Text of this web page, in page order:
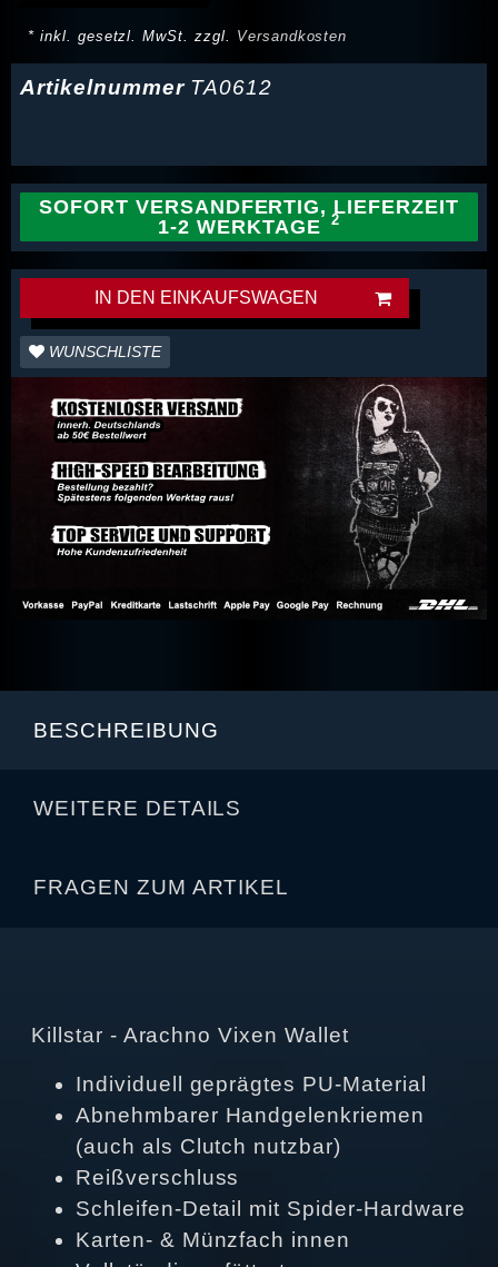
* inkl. gesetzl. MwSt. zzgl. Versandkosten
Artikelnummer TA0612
SOFORT VERSANDFERTIG, LIEFERZEIT
1-2 WERKTAGE
IN DEN EINKAUFSWAGEN
WUNSCHLISTE
BESCHREIBUNG
WEITERE DETAILS
FRAGEN ZUM ARTIKEL
Killstar - Arachno Vixen Wallet
Individuell geprägtes PU-Material
Abnehmbarer Handgelenkriemen
(auch als Clutch nutzbar)
Reißverschluss
Schleifen-Detail mit Spider-Hardware
Karten- & Münzfach innen